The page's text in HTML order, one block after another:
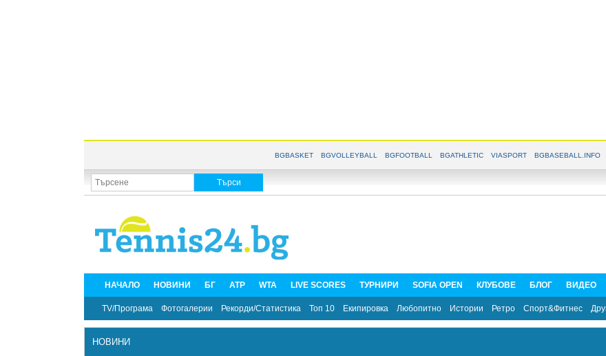
BGBASKET BGVOLLEYBALL BGFOOTBALL BGATHLETIC VIASPORT BGBASEBALL.INFO
НАЧАЛО НОВИНИ БГ ATP WTA LIVE SCORES ТУРНИРИ SOFIA OPEN КЛУБОВЕ БЛОГ ВИДЕО
TV/Програма Фотогалерии Рекорди/Статистика Топ 10 Екипировка Любопитно Истории Ретро Спорт&Фитнес
НОВИНИ